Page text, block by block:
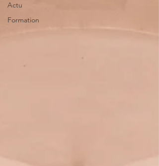
Actu
Formation